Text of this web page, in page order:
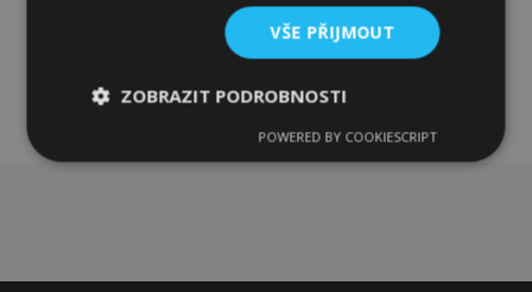
k
oblíbeným
VŠE PŘIJMOUT
ZOBRAZIT PODROBNOSTI
nutné
Výkonové
soubory
Soubory
cílení
Funkční soubory
POWERED BY COOKIESCRIPT